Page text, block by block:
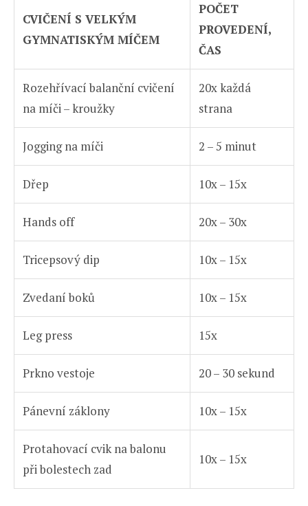
CVIČENÍ S VELKÝM
GYMNATISKÝM MÍČEM
POČET
PROVEDENÍ,
ČAS
Rozehřívací balanční cvičení
na míči – kroužky
20x každá
strana
Jogging na míči 2 – 5 minut
Dřep 10x – 15x
Hands off 20x – 30x
Tricepsový dip 10x – 15x
Zvedaní boků 10x – 15x
Leg press 15x
Prkno vestoje 20 – 30 sekund
Pánevní záklony 10x – 15x
Protahovací cvik na balonu
při bolestech zad
10x – 15x